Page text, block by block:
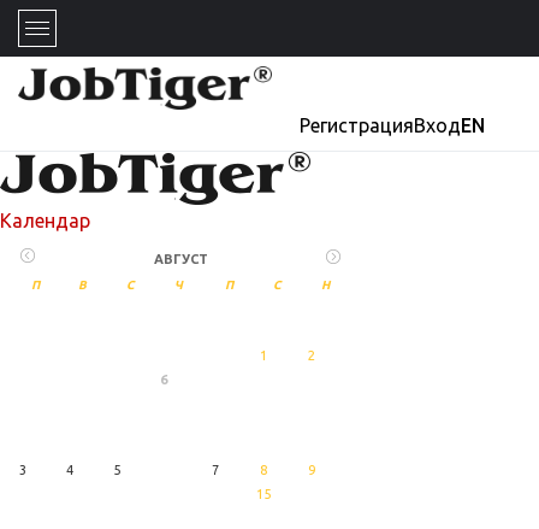
РегистрацияВходEN
Календар
АВГУСТ
П В С Ч П С Н
1 2
3 4 5
6
7 8 9
15